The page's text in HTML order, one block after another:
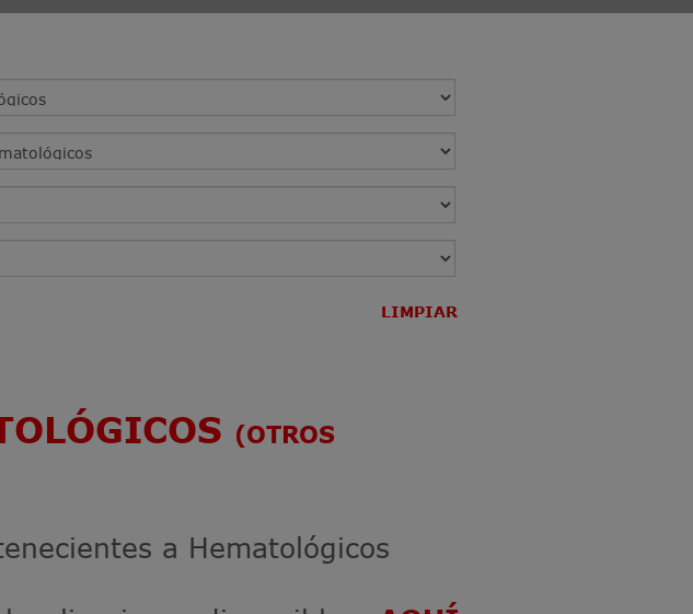
LIMPIAR
(OTROS
a Hematológicos